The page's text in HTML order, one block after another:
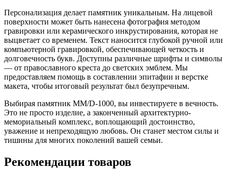
Персонализация делает памятник уникальным. На лицевой
поверхности может быть нанесена фотография методом
гравировки или керамического инкрустирования, которая не
выцветает со временем. Текст наносится глубокой ручной или
компьютерной гравировкой, обеспечивающей четкость и
долговечность букв. Доступны различные шрифты и символы
— от православного креста до светских эмблем. Мы
предоставляем помощь в составлении эпитафии и верстке
макета, чтобы итоговый результат был безупречным.
Выбирая памятник ММ/D-1000, вы инвестируете в вечность.
Это не просто изделие, а законченный архитектурно-
мемориальный комплекс, воплощающий достоинство,
уважение и непреходящую любовь. Он станет местом силы и
тишины для многих поколений вашей семьи.
Рекомендации товаров